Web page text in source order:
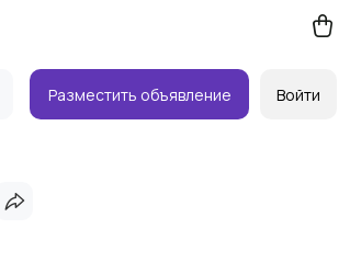
Разместить объявление Войти